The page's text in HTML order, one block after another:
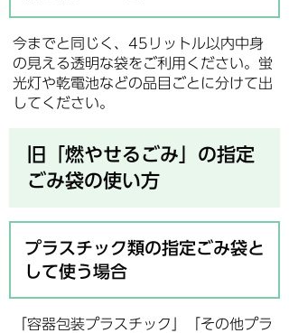
今までと同じく、45リットル以内中身
の見える透明な袋をご利用ください。蛍
光灯や乾電池などの品目ごとに分けて出
してください。
旧「燃やせるごみ」の指定
ごみ袋の使い方
プラスチック類の指定ごみ袋と
して使う場合
「容器包装プラスチック」「その他プラ